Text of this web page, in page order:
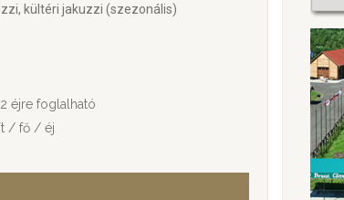
kültéri jakuzzi (szezonális)
éjre foglalható
/ fő / éj